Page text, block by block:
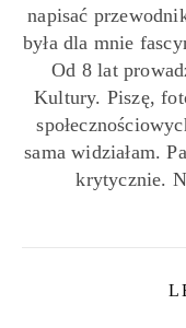
napisać
była dla mnie
Od 8 lat
Kultury. Piszę,
sama widziałam.
krytycznie.